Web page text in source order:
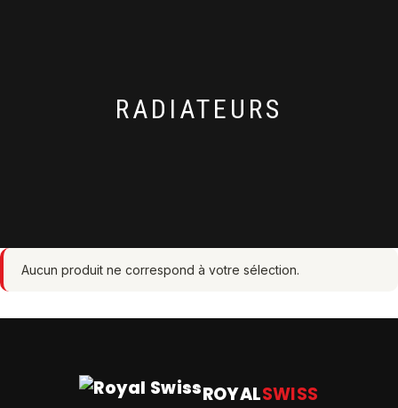
RADIATEURS
Aucun produit ne correspond à votre sélection.
ROYALSWISS